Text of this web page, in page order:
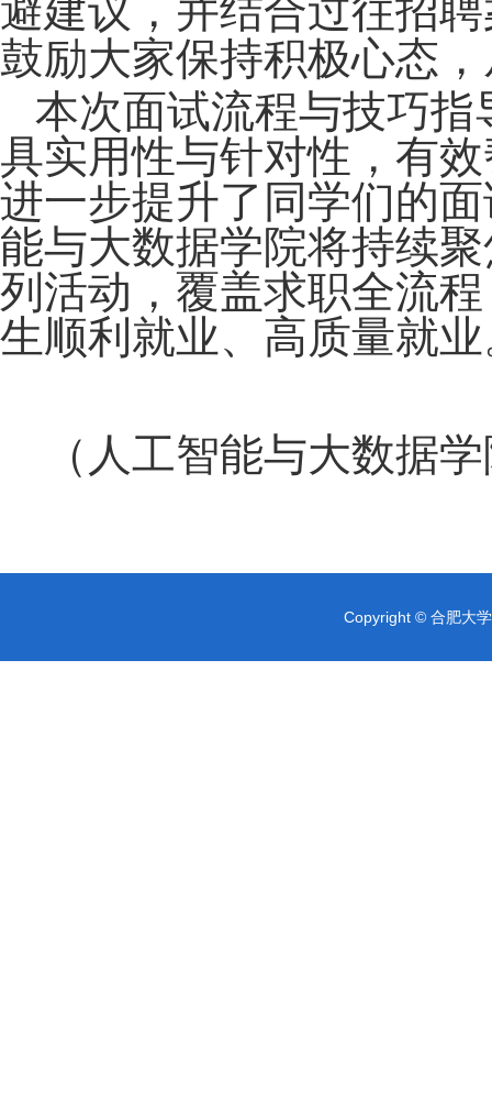
避建议，并结合过往招
鼓励大家保持积极心态
本次面试流程与技巧
具实用性与针对性，有
进一步提升了同学们的
能与大数据学院将持续
列活动，覆盖求职全流
生顺利就业、高质量就
（人工智能与大数据
Copyright © 合肥大